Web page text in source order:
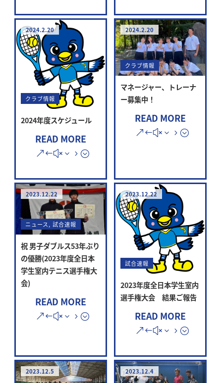
2024.2.20
クラブ情報
2024年度スケジュール
READ MORE
2024.2.20
クラブ情報
マネージャー、トレーナ
ー募集中！
READ MORE
2023.12.22
ニュース ,試合速報
祝 男子ダブルス53年ぶり
の優勝(2023年度全日本
学生室内テニス選手権大
会)
READ MORE
2023.12.22
試合速報
2023年度全日本学生室内
選手権大会 結果ご報告
READ MORE
2023.12.5 2023.12.4